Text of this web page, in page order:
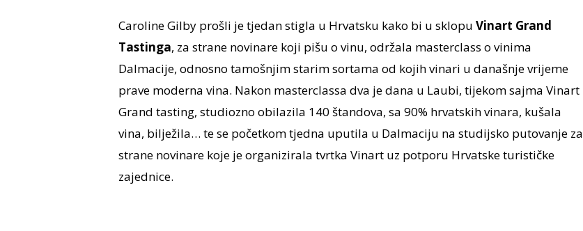
Caroline Gilby prošli je tjedan stigla u Hrvatsku kako bi u sklopu Vinart Grand
Tastinga, za strane novinare koji pišu o vinu, održala masterclass o vinima
Dalmacije, odnosno tamošnjim starim sortama od kojih vinari u današnje vrijeme
prave moderna vina. Nakon masterclassa dva je dana u Laubi, tijekom sajma Vinart
Grand tasting, studiozno obilazila 140 štandova, sa 90% hrvatskih vinara, kušala
vina, bilježila… te se početkom tjedna uputila u Dalmaciju na studijsko putovanje za
strane novinare koje je organizirala tvrtka Vinart uz potporu Hrvatske turističke
zajednice.